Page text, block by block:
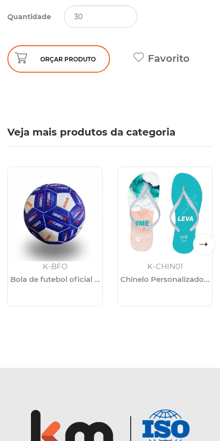
Quantidade
ORÇAR PRODUTO Favorito
Veja mais produtos da categoria
K-BFO
Bola de futebol oficial ...
K-CHIN01
Chinelo Personalizado...